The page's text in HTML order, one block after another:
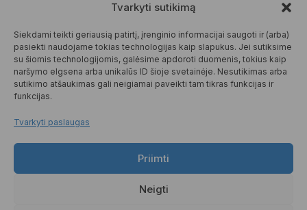
Tvarkyti sutikimą
Siekdami teikti geriausią patirtį, įrenginio informacijai saugoti ir (arba)
pasiekti naudojame tokias technologijas kaip slapukus. Jei sutiksime
su šiomis technologijomis, galėsime apdoroti duomenis, tokius kaip
naršymo elgsena arba unikalūs ID šioje svetainėje. Nesutikimas arba
sutikimo atšaukimas gali neigiamai paveikti tam tikras funkcijas ir
funkcijas.
Tvarkyti paslaugas
Priimti
Neigti
09:00 - 19:00
draugiškos tiek
Jums, tiek
gamtai.
DAUGIAU
© 2025 Pickcartline.com. Visos
teisės saugomos.